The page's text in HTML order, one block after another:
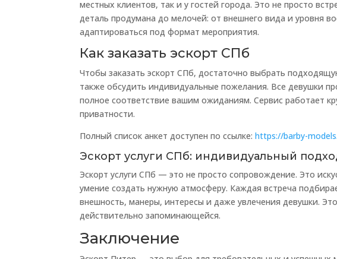
местных клиентов, так и у гостей города. Это не просто
деталь продумана до мелочей: от внешнего вида и уровня
адаптироваться под формат мероприятия.
Как заказать эскорт СПб
Чтобы заказать эскорт СПб, достаточно выбрать
также обсудить индивидуальные пожелания. Все девушки
полное соответствие вашим ожиданиям. Сервис работает
приватности.
Полный список анкет доступен по ссылке:https://barby-
Эскорт услуги СПб: индивидуальный
Эскорт услуги СПб — это не просто сопровождение. Это
умение создать нужную атмосферу. Каждая встреча
внешность, манеры, интересы и даже увлечения девушки.
действительно запоминающейся.
Заключение